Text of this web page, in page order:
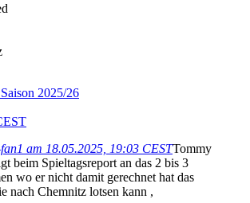
2025/26
am 18.05.2025, 19:03 CESTTommy
beim Spieltagsreport an das 2 bis 3
wo er nicht damit gerechnet hat das
nach Chemnitz lotsen kann ,